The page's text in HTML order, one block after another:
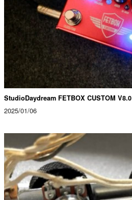
StudioDaydream FETBOX CUSTOM V8.0
2025/01/06